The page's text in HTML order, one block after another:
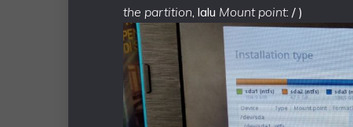
the partition, lalu Mount point: / )